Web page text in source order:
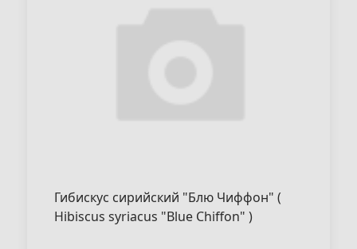
Гибискус сирийский "Блю Чиффон" (
Hibiscus syriacus "Blue Chiffon" )